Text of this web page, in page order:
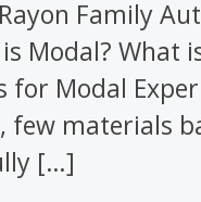
Family
Modal? What
for Modal
few materials
[…]